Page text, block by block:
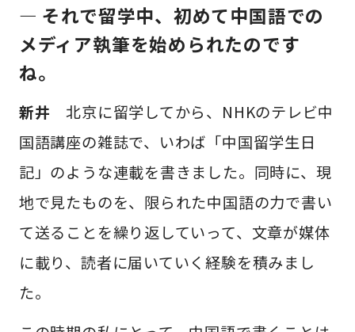
— それで留学中、初めて中国語での
メディア執筆を始められたのです
ね。
新井 北京に留学してから、NHKのテレビ中
国語講座の雑誌で、いわば「中国留学生日
記」のような連載を書きました。同時に、現
地で見たものを、限られた中国語の力で書い
て送ることを繰り返していって、文章が媒体
に載り、読者に届いていく経験を積みまし
た。